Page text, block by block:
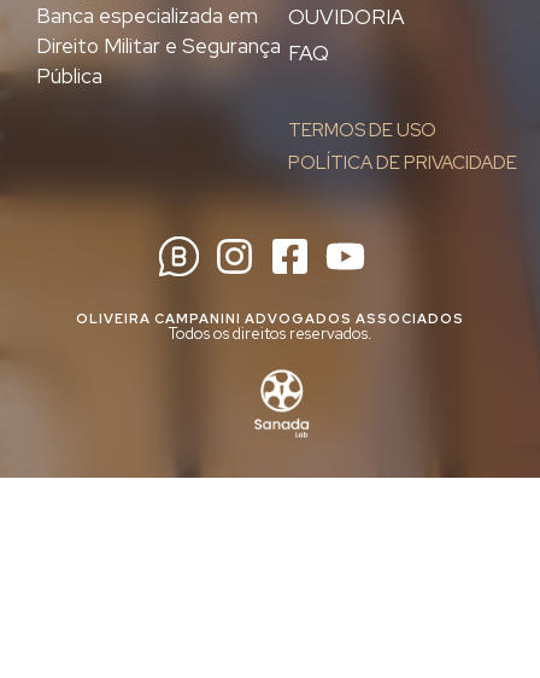
OUVIDORIA
FAQ
TERMOS DE USO
POLÍTICA DE PRIVACIDADE
Banca especializada em
Direito Militar e Segurança
Pública
OLIVEIRA CAMPANINI ADVOGADOS ASSOCIADOS
Todos os direitos reservados.